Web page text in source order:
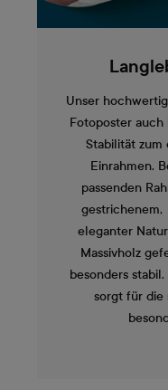
Unser
Fotoposter
Stabilität zum
Einrahmen.
passenden
eleganter
Massivholz
besonders
sorgt für die